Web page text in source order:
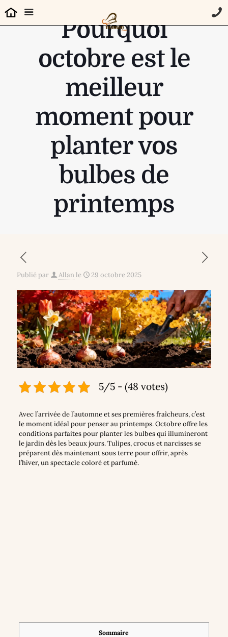
Pourquoi
octobre est le
meilleur
moment pour
planter vos
bulbes de
printemps
Publié par Allan le 29 octobre 2025
5/5 - (48 votes)
Avec l’arrivée de l’automne et ses premières fraîcheurs, c’est
le moment idéal pour penser au printemps. Octobre offre les
conditions parfaites pour planter les bulbes qui illumineront
le jardin dès les beaux jours. Tulipes, crocus et narcisses se
préparent dès maintenant sous terre pour offrir, après
l’hiver, un spectacle coloré et parfumé.
Sommaire